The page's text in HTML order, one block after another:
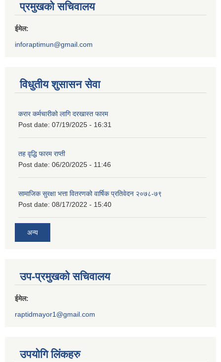
प्रमुखको सचिवालय
ईमेल:
inforaptimun@gmail.com
विधुतीय शुसासन सेवा
करार कर्मचारीको लागि दरखास्त फारम
Post date: 07/19/2025 - 16:31
तह वृद्धि फारम राप्ती
Post date: 06/20/2025 - 11:46
सामाजिक सुरक्षा भत्ता वितरणको वार्षिक प्रतिवेदन २०७८-७९
Post date: 08/17/2022 - 15:40
अन्य
उप-प्रमुखको सचिवालय
ईमेल:
raptidmayor1@gmail.com
उपयोगि लिंकहरु